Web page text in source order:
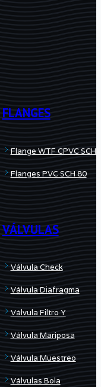
FLANGES
Flange WTF CPVC SCH
Flanges PVC SCH 80
VÁLVULAS
Válvula Check
Válvula Diafragma
Válvula Filtro Y
Válvula Mariposa
Válvula Muestreo
Válvulas Bola